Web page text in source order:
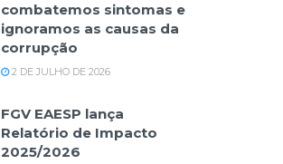
combatemos sintomas e
ignoramos as causas da
corrupção
2 DE JULHO DE 2026
FGV EAESP lança
Relatório de Impacto
2025/2026